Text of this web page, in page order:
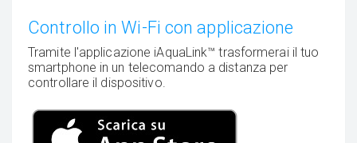
Controllo in Wi-Fi con applicazione
Tramite l'applicazione iAquaLink™ trasformerai il tuo
smartphone in un telecomando a distanza per
controllare il dispositivo.